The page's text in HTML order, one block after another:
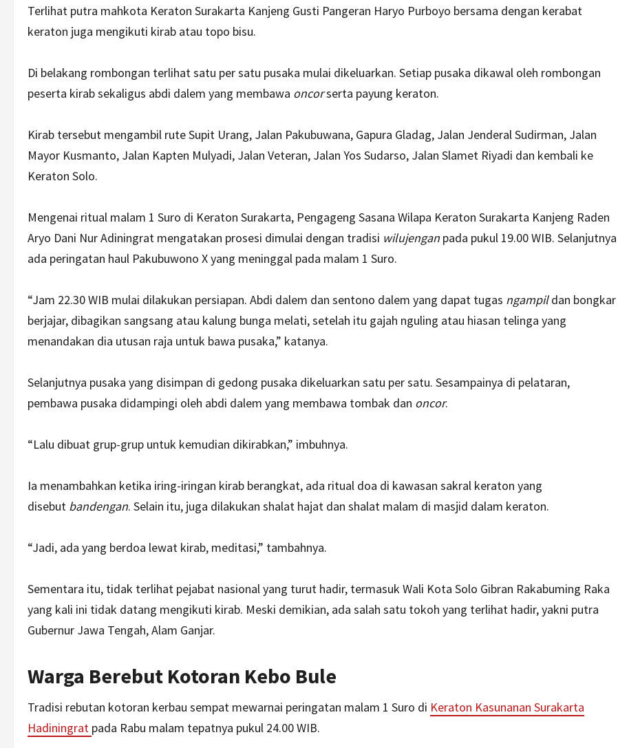
Terlihat putra mahkota Keraton Surakarta Kanjeng Gusti Pangeran Haryo Purboyo bersama dengan kerabat
keraton juga mengikuti kirab atau topo bisu.
Di belakang rombongan terlihat satu per satu pusaka mulai dikeluarkan. Setiap pusaka dikawal oleh rombongan
peserta kirab sekaligus abdi dalem yang membawa oncorserta payung keraton.
Kirab tersebut mengambil rute Supit Urang, Jalan Pakubuwana, Gapura Gladag, Jalan Jenderal Sudirman, Jalan
Mayor Kusmanto, Jalan Kapten Mulyadi, Jalan Veteran, Jalan Yos Sudarso, Jalan Slamet Riyadi dan kembali ke
Keraton Solo.
Mengenai ritual malam 1 Suro di Keraton Surakarta, Pengageng Sasana Wilapa Keraton Surakarta Kanjeng Raden
Aryo Dani Nur Adiningrat mengatakan prosesi dimulai dengan tradisi wilujengan pada pukul 19.00 WIB. Selanjutnya
ada peringatan haul Pakubuwono X yang meninggal pada malam 1 Suro.
“Jam 22.30 WIB mulai dilakukan persiapan. Abdi dalem dan sentono dalem yang dapat tugas ngampildan bongkar
berjajar, dibagikan sangsang atau kalung bunga melati, setelah itu gajah nguling atau hiasan telinga yang
menandakan dia utusan raja untuk bawa pusaka,” katanya.
Selanjutnya pusaka yang disimpan di gedong pusaka dikeluarkan satu per satu. Sesampainya di pelataran,
pembawa pusaka didampingi oleh abdi dalem yang membawa tombak dan oncor.
“Lalu dibuat grup-grup untuk kemudian dikirabkan,” imbuhnya.
Ia menambahkan ketika iring-iringan kirab berangkat, ada ritual doa di kawasan sakral keraton yang
disebut bandengan. Selain itu, juga dilakukan shalat hajat dan shalat malam di masjid dalam keraton.
“Jadi, ada yang berdoa lewat kirab, meditasi,” tambahnya.
Sementara itu, tidak terlihat pejabat nasional yang turut hadir, termasuk Wali Kota Solo Gibran Rakabuming Raka
yang kali ini tidak datang mengikuti kirab. Meski demikian, ada salah satu tokoh yang terlihat hadir, yakni putra
Gubernur Jawa Tengah, Alam Ganjar.
Warga Berebut Kotoran Kebo Bule
Tradisi rebutan kotoran kerbau sempat mewarnai peringatan malam 1 Suro di Keraton Kasunanan Surakarta
Hadiningrat pada Rabu malam tepatnya pukul 24.00 WIB.